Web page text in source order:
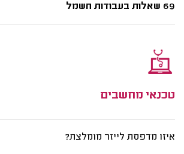
69 שאלות בעבודות חשמל
טכנאי מחשבים
איזו מדפסת לייזר מומלצת?